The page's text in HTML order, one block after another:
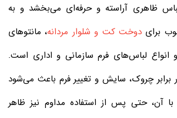
ظاهری آراسته و حرفه‌ای می‌بخشد و به
برای دوختکت‌ و شلوار مردانه، مانتوهای
انواع لباس‌های فرم سازمانی و اداری است.
برابر چروک، سایش و تغییر فرم باعث می‌شود
آن، حتی پس از استفاده مداوم نیز ظاهر